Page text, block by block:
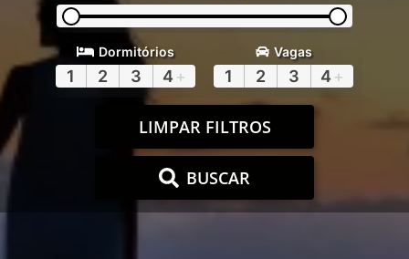
Dormitórios
1 2 3 4 +
Vagas
1 2 3 4 +
LIMPAR FILTROS
BUSCAR